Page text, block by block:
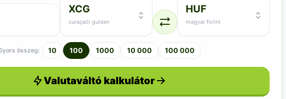
XCG
curaçaói gulden
HUF
magyar forint
összeg: 10 100 1000 10 000 100 000
Valutaváltó kalkulátor